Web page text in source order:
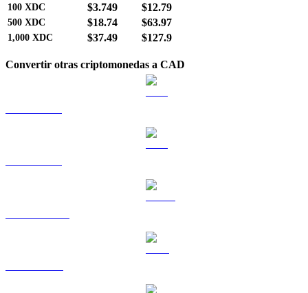
100 XDC $3.749 $12.79
500 XDC $18.74 $63.97
1,000 XDC $37.49 $127.9
Convertir otras criptomonedas a CAD